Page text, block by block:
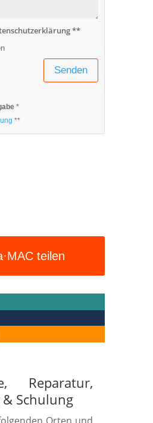
**
Senden
*
**
teilen
Reparatur,
& Schulung